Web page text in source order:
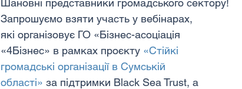
Шановні представники громадського сектору!
Запрошуємо взяти участь у вебінарах,
які організовує ГО «Бізнес-асоціація
«4Бізнес» в рамках проєкту «Стійкі
громадські організації в Сумській
області» за підтримки Black Sea Trust, a